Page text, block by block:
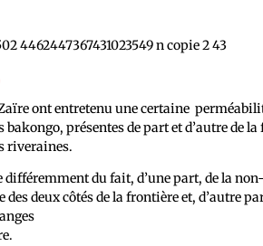
ont entretenu une certaine
présentes de part et d’autre de
riveraines.
différemment du fait, d’une part, de la
deux côtés de la frontière et, d’autre